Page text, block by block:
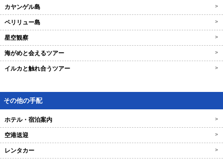
カヤンゲル島 >
ペリリュー島 >
星空観察 >
海がめと会えるツアー >
イルカと触れ合うツアー >
その他の手配
ホテル・宿泊案内 >
空港送迎 >
レンタカー >